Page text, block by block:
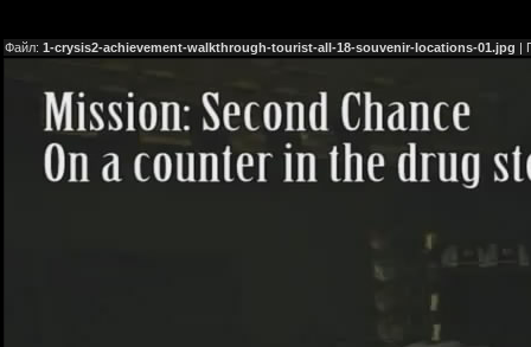
Файл: 1-crysis2-achievement-walkthrough-tourist-all-18-souvenir-locations-01.jpg |